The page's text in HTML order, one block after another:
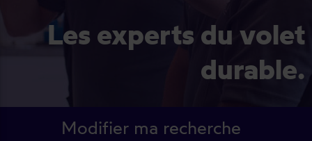
Les experts du volet
durable.
Modifier ma recherche